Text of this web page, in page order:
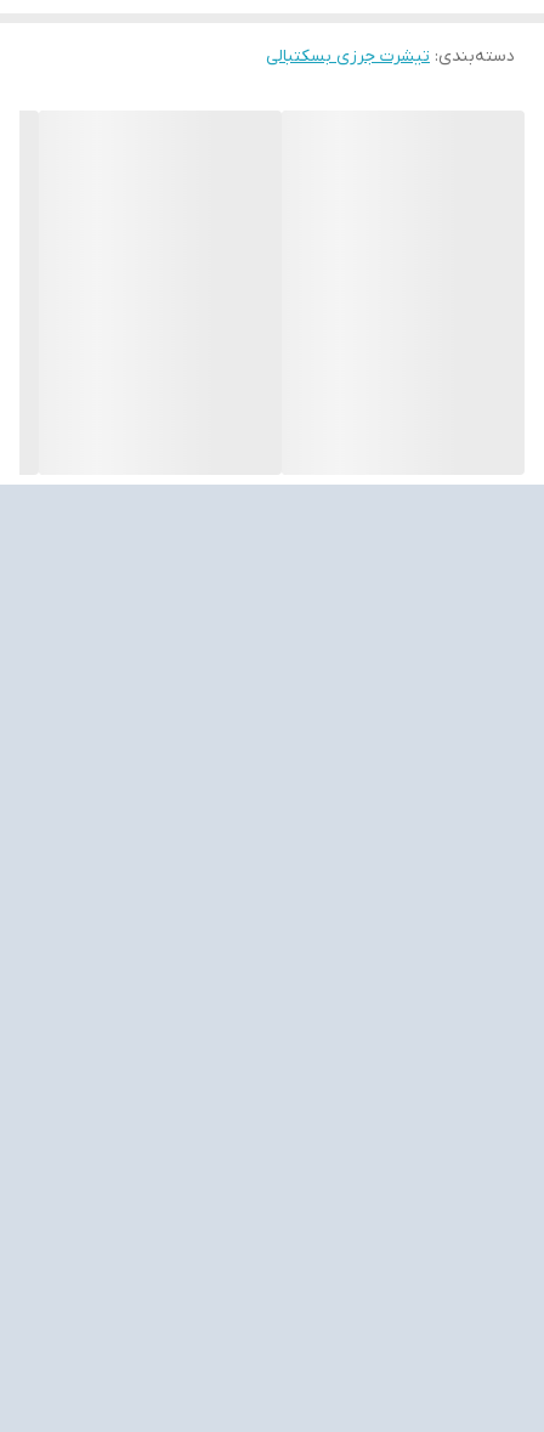
دسته‌بندی: تیشرت جرزی بسکتبالی